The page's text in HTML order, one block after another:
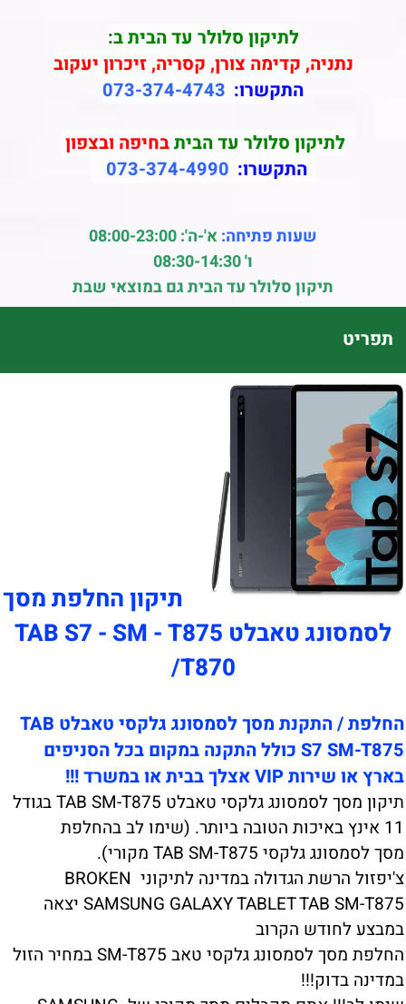
לתיקון סלולר עד הבית ב:
נתניה, קדימה צורן, קסריה, זיכרון יעקוב
התקשרו: 073-374-4743
לתיקון סלולר עד הביתבחיפה ובצפון
התקשרו: 073-374-4990
שעות פתיחה:א'-ה': 08:00-23:00
ו' 08:30-14:30
תיקון סלולר עד הבית גם במוצאי שבת
תפריט
תיקון החלפת מסך
לסמסונג טאבלט TAB S7 - SM - T875
/T870
החלפת / התקנת מסך לסמסונג גלקסי טאבלט TAB
S7 SM-T875 כולל התקנה במקום בכל הסניפים
בארץ או שירות VIP אצלך בבית או במשרד !!!
תיקון מסך לסמסונג גלקסי טאבלט TAB SM-T875 בגודל
11 אינץ באיכות הטובה ביותר. (שימו לב בהחלפת
מסך לסמסונג גלקסי TAB SM-T875 מקורי).
צ'יפזול הרשת הגדולה במדינה לתיקוני BROKEN
SAMSUNG GALAXY TABLET TAB SM-T875 יצאה
במבצע לחודש הקרוב
החלפת מסך לסמסונג גלקסי טאב SM-T875 במחיר הזול
במדינה בדוק!!!